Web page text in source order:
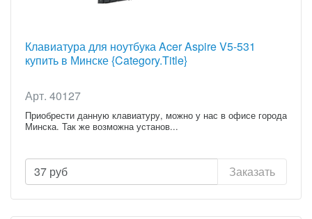
Клавиатура для ноутбука Acer Aspire V5-531
купить в Минске {Category.Title}
Арт. 40127
Приобрести данную клавиатуру, можно у нас в офисе города
Минска. Так же возможна установ...
37 руб Заказать